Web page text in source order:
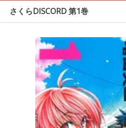
さくらDISCORD 第1巻